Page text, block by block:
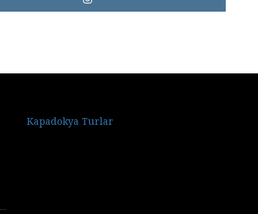
Kapadokya Turlar